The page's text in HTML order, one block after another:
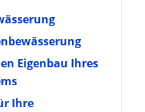
Eigenbau Ihres
Ihre